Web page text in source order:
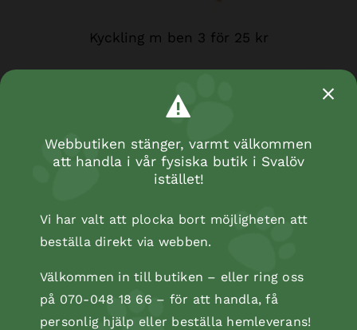
Kyckling m ben 3 för 25 kr
Webbutiken stänger, varmt välkommen
att handla i vår fysiska butik i Svalöv
istället!
Vi har valt att plocka bort möjligheten att
beställa direkt via webben.
Välkommen in till butiken – eller ring oss
på 070-048 18 66 – för att handla, få
personlig hjälp eller beställa hemleverans!